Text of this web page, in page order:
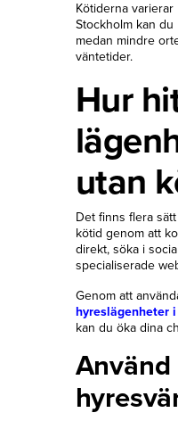
Kötiderna
Stockholm kan du
medan mindre
väntetider.
Hur
utan
Det finns flera
kötid genom att
direkt, söka i
specialiserade
Genom att
hyreslägenheter
kan du öka dina
Använd